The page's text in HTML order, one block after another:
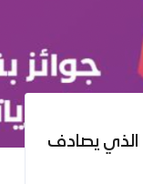
الذي يصادف